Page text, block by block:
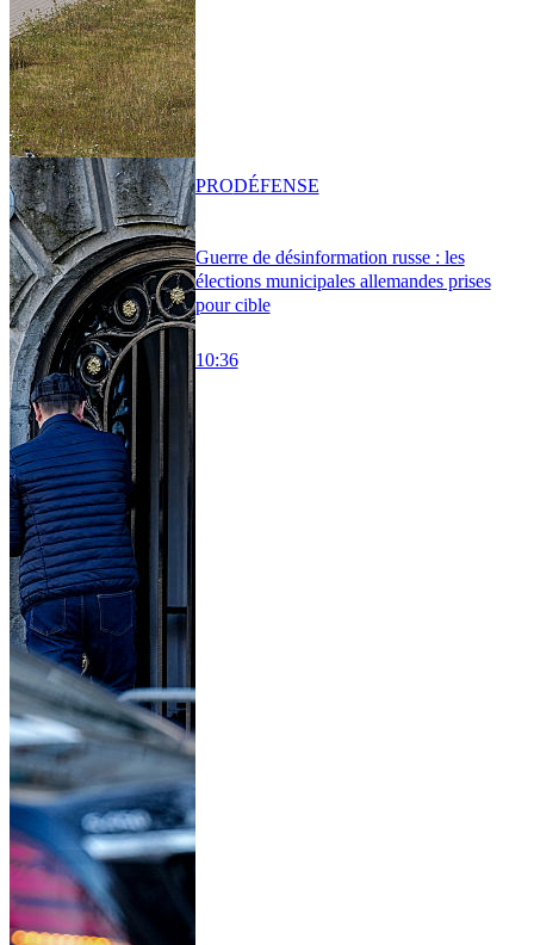
Guerre de désinformation russe : les
élections municipales allemandes prises
pour cible
10:36
PRODÉFENSE